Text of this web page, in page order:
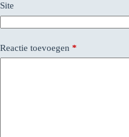
Site
Reactie toevoegen *